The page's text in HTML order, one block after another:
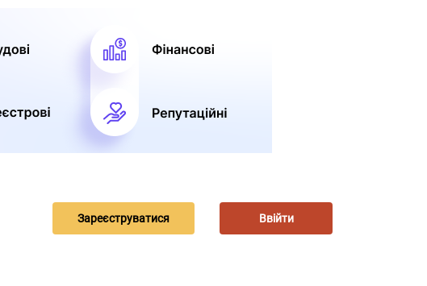
Зареєструватися Ввійти